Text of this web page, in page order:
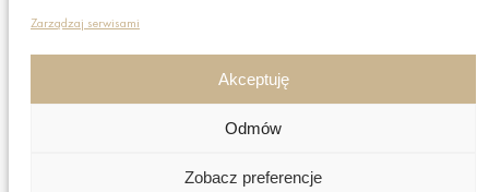
Zarządzaj serwisami
Akceptuję
Odmów
Zobacz preferencje
Polityka prywatności
Polityka plików cookies
Nota prawna
Copyright © GRANIT S.A. Wszystkie prawa zastrzeżone.